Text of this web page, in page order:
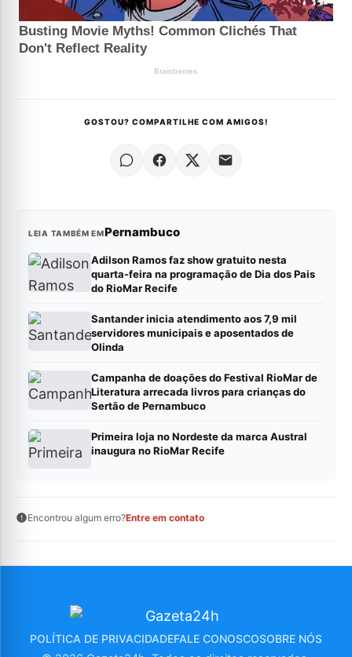
GOSTOU? COMPARTILHE COM AMIGOS!
LEIA TAMBÉM EMPernambuco
Adilson Ramos faz show gratuito nesta
quarta-feira na programação de Dia dos Pais
do RioMar Recife
Santander inicia atendimento aos 7,9 mil
servidores municipais e aposentados de
Olinda
Campanha de doações do Festival RioMar de
Literatura arrecada livros para crianças do
Sertão de Pernambuco
Primeira loja no Nordeste da marca Austral
inaugura no RioMar Recife
Encontrou algum erro?Entre em contato
POLÍTICA DE PRIVACIDADEFALE CONOSCOSOBRE NÓS